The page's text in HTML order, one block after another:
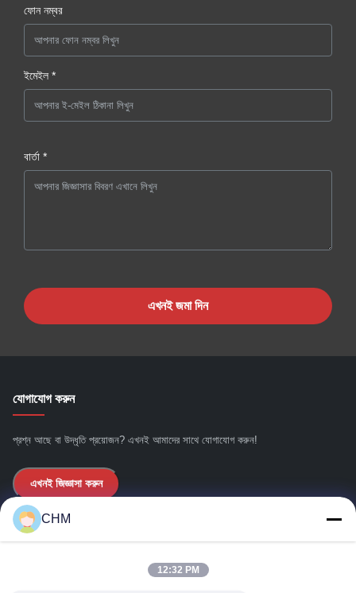
ফোন নম্বর
ইমেইল *
বার্তা *
এখনই জমা দিন
যোগাযোগ করুন
প্রশ্ন আছে বা উদ্ধৃতি প্রয়োজন? এখনই আমাদের সাথে যোগাযোগ করুন!
এখনই জিজ্ঞাসা করুন
গুরুত্বপূর্ণ সংযোগ
CHM
12:32 PM